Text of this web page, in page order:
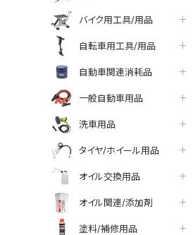
バイク用工具/用品
自転車用工具/用品
自動車関連消耗品
一般自動車用品
洗車用品
タイヤ/ホイール用品
オイル交換用品
オイル関連/添加剤
塗料/補修用品